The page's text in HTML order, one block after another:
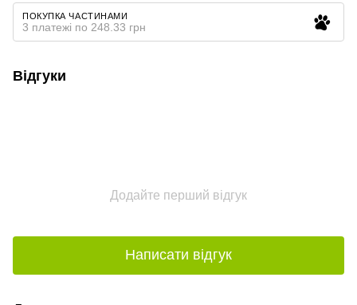
ПОКУПКА ЧАСТИНАМИ
3 платежі по 248.33 грн
Відгуки
Додайте перший відгук
Написати відгук